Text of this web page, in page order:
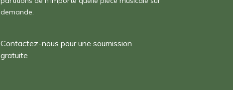
demande.
Contactez-nous pour une soumission
gratuite